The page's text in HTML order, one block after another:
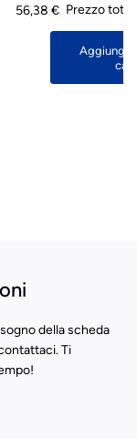
56,38 € Prezzo
Aggiungi
della scheda
Ti